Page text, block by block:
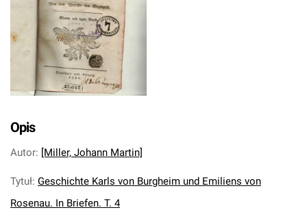
Opis
Autor: [Miller, Johann Martin]
Tytuł: Geschichte Karls von Burgheim und Emiliens von
Rosenau. In Briefen. T. 4